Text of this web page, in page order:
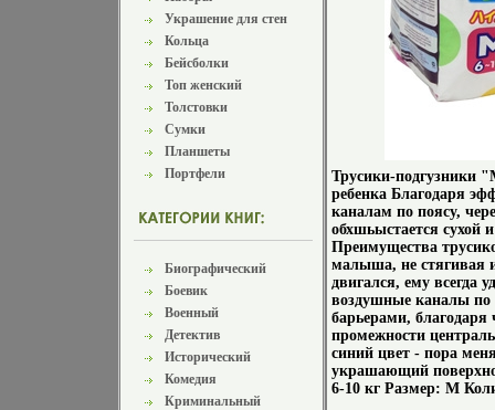
Украшение для стен
Кольца
Бейсболки
Топ женский
Толстовки
Сумки
Планшеты
Портфели
Биографический
Боевик
Военный
Детектив
Исторический
Комедия
Криминальный
Трусики-подгузники
ребенка Благодаря
каналам по поясу,
обхшьыстается сухой
Преимущества
малыша, не стягивая
двигался, ему всегда
воздушные каналы
барьерами, благодаря
промежности
синий цвет - пора
украшающий
6-10 кг Размер: М